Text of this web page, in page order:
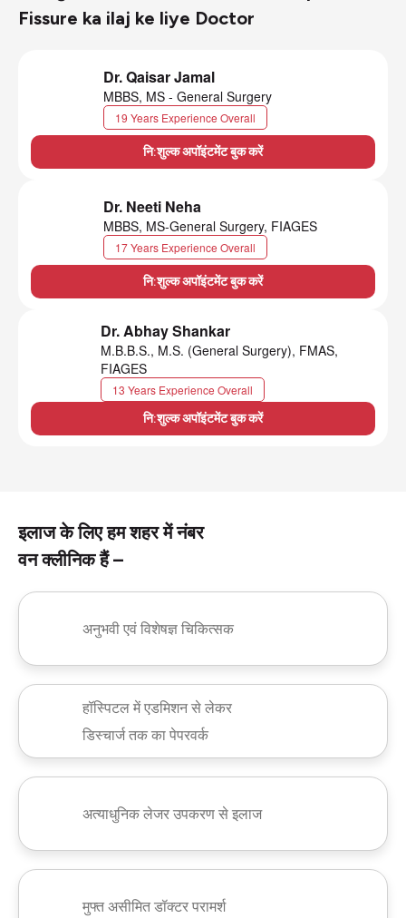
Fissure ka ilaj ke liye Doctor
Dr. Qaisar Jamal
MBBS, MS - General Surgery
19 Years Experience Overall
नि:शुल्क अपॉइंटमेंट बुक करें
Dr. Neeti Neha
MBBS, MS-General Surgery, FIAGES
17 Years Experience Overall
नि:शुल्क अपॉइंटमेंट बुक करें
Dr. Abhay Shankar
M.B.B.S., M.S. (General Surgery), FMAS,
FIAGES
13 Years Experience Overall
नि:शुल्क अपॉइंटमेंट बुक करें
इलाज के लिए हम शहर में नंबर
वन क्लीनिक हैं –
अनुभवी एवं विशेषज्ञ चिकित्सक
हॉस्पिटल में एडमिशन से लेकर
डिस्चार्ज तक का पेपरवर्क
अत्याधुनिक लेजर उपकरण से इलाज
मुफ्त असीमित डॉक्टर परामर्श